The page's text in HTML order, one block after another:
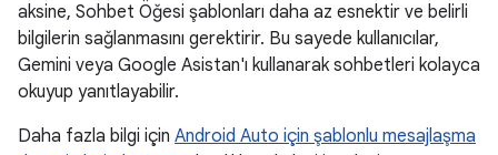
aksine, Sohbet Öğesi şablonları daha az esnektir ve belirli
bilgilerin sağlanmasını gerektirir. Bu sayede kullanıcılar,
Gemini veya Google Asistan'ı kullanarak sohbetleri kolayca
okuyup yanıtlayabilir.
Daha fazla bilgi için Android Auto için şablonlu mesajlaşma